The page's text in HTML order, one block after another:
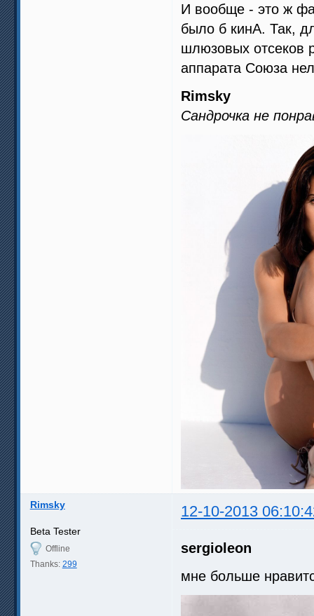
И вообще - это ж
было б кинА. Так,
шлюзовых отсеков
аппарата Союза
Rimsky
Сандрочка не
Rimsky 12-10-2013
Beta Tester
Offline
Thanks: 299
sergioleon
мне больше